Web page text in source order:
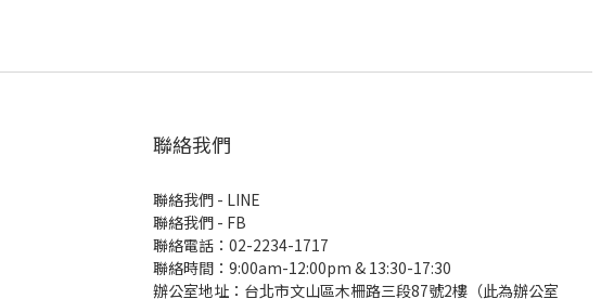
聯絡我們
聯絡我們 - LINE
聯絡我們 - FB
聯絡電話：02-2234-1717
聯絡時間：9:00am-12:00pm & 13:30-17:30
辦公室地址：台北市文山區木柵路三段87號2樓（此為辦公室